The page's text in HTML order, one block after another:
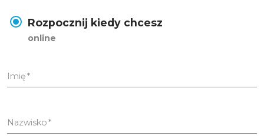
Rozpocznij kiedy chcesz
online
Imię
Nazwisko